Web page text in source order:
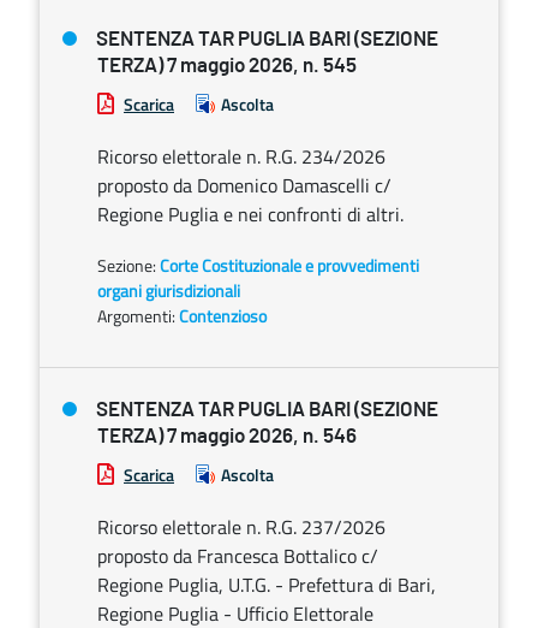
SENTENZA TAR PUGLIA BARI (SEZIONE
TERZA) 7 maggio 2026, n. 545
Scarica Ascolta
Ricorso elettorale n. R.G. 234/2026
proposto da Domenico Damascelli c/
Regione Puglia e nei confronti di altri.
Sezione:Corte Costituzionale e provvedimenti
organi giurisdizionali
Argomenti:Contenzioso
SENTENZA TAR PUGLIA BARI (SEZIONE
TERZA) 7 maggio 2026, n. 546
Scarica Ascolta
Ricorso elettorale n. R.G. 237/2026
proposto da Francesca Bottalico c/
Regione Puglia, U.T.G. - Prefettura di Bari,
Regione Puglia - Ufficio Elettorale